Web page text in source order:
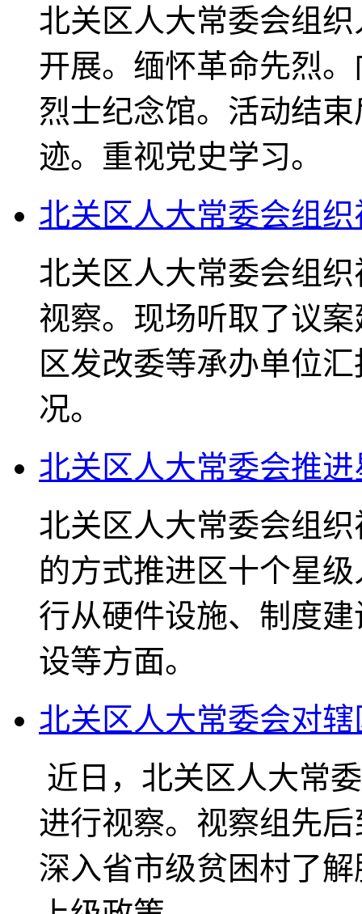
北关区人大常委会组
开展。缅怀革命先烈
烈士纪念馆。活动结
迹。重视党史学习。
北关区人大常委会组
北关区人大常委会组
视察。现场听取了议
区发改委等承办单位
况。
北关区人大常委会推
北关区人大常委会组
的方式推进区十个星
行从硬件设施、制度
设等方面。
北关区人大常委会对
近日，北关区人大常
进行视察。视察组先
深入省市级贫困村了